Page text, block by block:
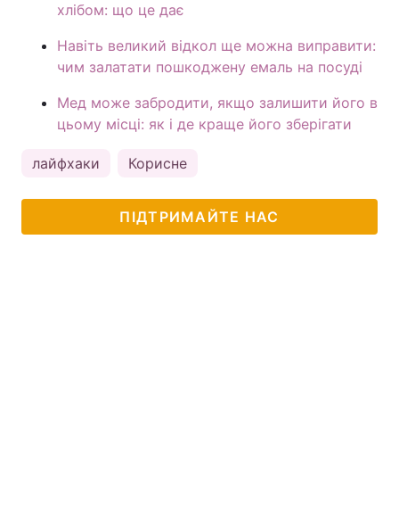
хлібом: що це дає
Навіть великий відкол ще можна виправити:
чим залатати пошкоджену емаль на посуді
Мед може забродити, якщо залишити його в
цьому місці: як і де краще його зберігати
лайфхаки Корисне
ПІДТРИМАЙТЕ НАС